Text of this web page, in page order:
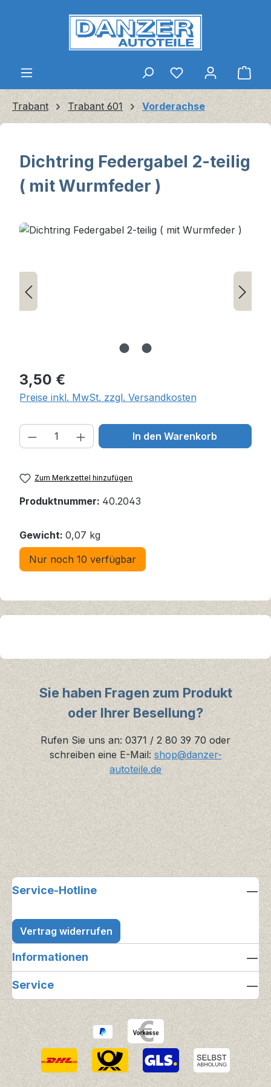
Zum Hauptinhalt springen
Trabant Trabant 601 Vorderachse
Dichtring Federgabel 2-teilig
( mit Wurmfeder )
Bildergalerie überspringen
Regulärer Preis:
3,50 €
Preise inkl. MwSt. zzgl. Versandkosten
Produkt Anzahl: Gib den
In den Warenkorb
Zum Merkzettel hinzufügen
Produktnummer: 40.2043
Gewicht: 0,07 kg
Nur noch 10 verfügbar
Sie haben Fragen zum Produkt
oder Ihrer Besellung?
Rufen Sie uns an: 0371 / 2 80 39 70 oder
schreiben eine E-Mail: shop@danzer-
autoteile.de
Service-Hotline
Vertrag widerrufen
Informationen
Service